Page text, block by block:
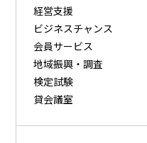
経営支援
ビジネスチャンス
会員サービス
地域振興・調査
検定試験
貸会議室